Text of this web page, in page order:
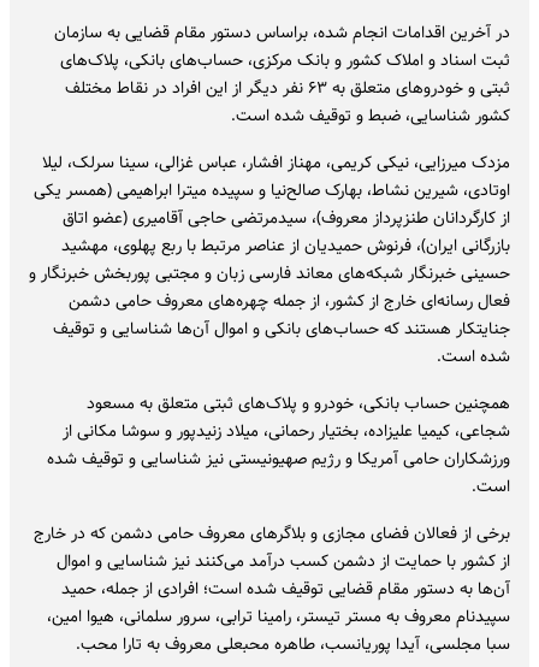
در آخرین اقدامات انجام شده، براساس دستور مقام قضایی به سازمان
ثبت اسناد و املاک کشور و بانک مرکزی، حساب‌های بانکی، پلاک‌های
ثبتی و خودروهای متعلق به ۶۳ نفر دیگر از این افراد در نقاط مختلف
کشور شناسایی، ضبط و توقیف شده است.
مزدک میرزایی، نیکی کریمی، مهناز افشار، عباس غزالی، سینا سرلک، لیلا
اوتادی، شیرین نشاط، بهارک صالح‌نیا و سپیده میترا ابراهیمی (همسر یکی
از کارگردانان طنزپرداز معروف)، سیدمرتضی حاجی آقامیری (عضو اتاق
بازرگانی ایران)، فرنوش حمیدیان از عناصر مرتبط با ربع پهلوی، مهشید
حسینی خبرنگار شبکه‌های معاند فارسی زبان و مجتبی پوربخش خبرنگار و
فعال رسانه‌ای خارج از کشور، از جمله چهره‌های معروف حامی دشمن
جنایتکار هستند که حساب‌های بانکی و اموال آن‌ها شناسایی و توقیف
شده است.
همچنین حساب بانکی، خودرو و پلاک‌های ثبتی متعلق به مسعود
شجاعی، کیمیا علیزاده، بختیار رحمانی، میلاد زنیدپور و سوشا مکانی از
ورزشکاران حامی آمریکا و رژیم صهیونیستی نیز شناسایی و توقیف شده
است.
برخی از فعالان فضای مجازی و بلاگرهای معروف حامی دشمن که در خارج
از کشور با حمایت از دشمن کسب درآمد می‌کنند نیز شناسایی و اموال
آن‌ها به دستور مقام قضایی توقیف شده است؛ افرادی از جمله، حمید
سپیدنام معروف به مستر تیستر، رامینا ترابی، سرور سلمانی، هیوا امین،
سبا مجلسی، آیدا پوریانسب، طاهره محبعلی معروف به تارا محب.